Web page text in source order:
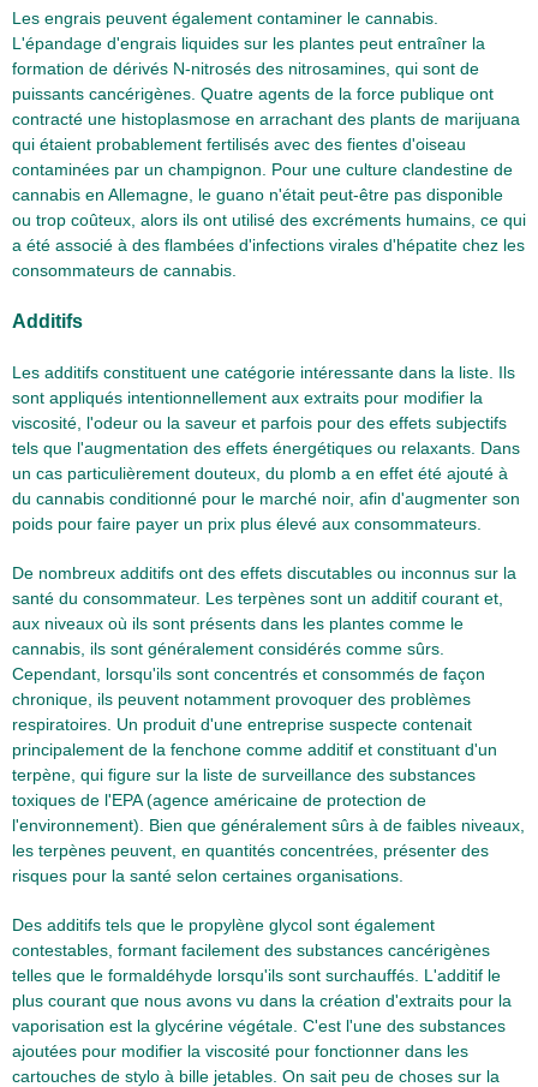
Les engrais peuvent également contaminer le cannabis.
L'épandage d'engrais liquides sur les plantes peut entraîner la
formation de dérivés N-nitrosés des nitrosamines, qui sont de
puissants cancérigènes. Quatre agents de la force publique ont
contracté une histoplasmose en arrachant des plants de marijuana
qui étaient probablement fertilisés avec des fientes d'oiseau
contaminées par un champignon. Pour une culture clandestine de
cannabis en Allemagne, le guano n'était peut-être pas disponible
ou trop coûteux, alors ils ont utilisé des excréments humains, ce qui
a été associé à des flambées d'infections virales d'hépatite chez les
consommateurs de cannabis.
Additifs
Les additifs constituent une catégorie intéressante dans la liste. Ils
sont appliqués intentionnellement aux extraits pour modifier la
viscosité, l'odeur ou la saveur et parfois pour des effets subjectifs
tels que l'augmentation des effets énergétiques ou relaxants. Dans
un cas particulièrement douteux, du plomb a en effet été ajouté à
du cannabis conditionné pour le marché noir, afin d'augmenter son
poids pour faire payer un prix plus élevé aux consommateurs.
De nombreux additifs ont des effets discutables ou inconnus sur la
santé du consommateur. Les terpènes sont un additif courant et,
aux niveaux où ils sont présents dans les plantes comme le
cannabis, ils sont généralement considérés comme sûrs.
Cependant, lorsqu'ils sont concentrés et consommés de façon
chronique, ils peuvent notamment provoquer des problèmes
respiratoires. Un produit d'une entreprise suspecte contenait
principalement de la fenchone comme additif et constituant d'un
terpène, qui figure sur la liste de surveillance des substances
toxiques de l'EPA (agence américaine de protection de
l'environnement). Bien que généralement sûrs à de faibles niveaux,
les terpènes peuvent, en quantités concentrées, présenter des
risques pour la santé selon certaines organisations.
Des additifs tels que le propylène glycol sont également
contestables, formant facilement des substances cancérigènes
telles que le formaldéhyde lorsqu'ils sont surchauffés. L'additif le
plus courant que nous avons vu dans la création d'extraits pour la
vaporisation est la glycérine végétale. C'est l'une des substances
ajoutées pour modifier la viscosité pour fonctionner dans les
cartouches de stylo à bille jetables. On sait peu de choses sur la